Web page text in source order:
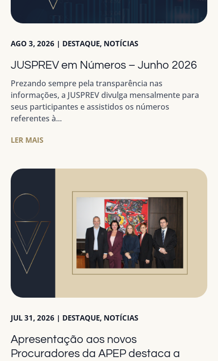
JUSPREV em Números – Junho 2026
AGO 3, 2026 | DESTAQUE, NOTÍCIAS
Prezando sempre pela transparência nas
informações, a JUSPREV divulga mensalmente para
seus participantes e assistidos os números
referentes à...
LER MAIS
Apresentação aos novos
Procuradores da APEP destaca a
JUL 31, 2026 | DESTAQUE, NOTÍCIAS